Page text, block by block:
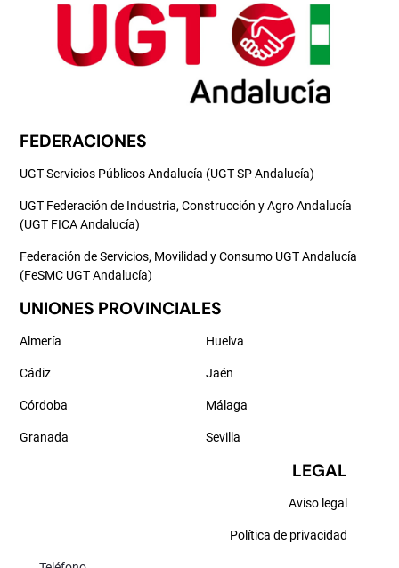
FEDERACIONES
UGT Servicios Públicos Andalucía (UGT SP Andalucía)
UGT Federación de Industria, Construcción y Agro Andalucía
(UGT FICA Andalucía)
Federación de Servicios, Movilidad y Consumo UGT Andalucía
(FeSMC UGT Andalucía)
UNIONES PROVINCIALES
Almería
Cádiz
Córdoba
Granada
Huelva
Jaén
Málaga
Sevilla
LEGAL
Aviso legal
Política de privacidad